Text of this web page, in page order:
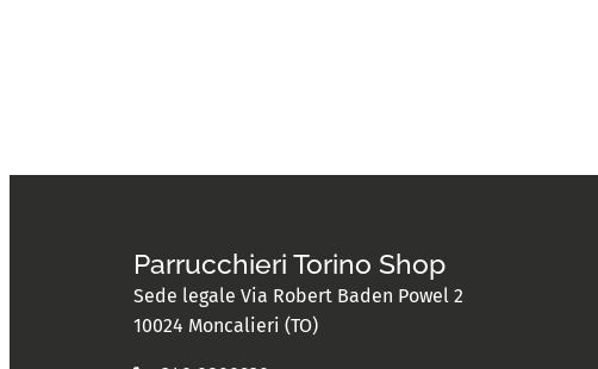
Parrucchieri Torino Shop
Sede legale Via Robert Baden Powel 2
10024 Moncalieri (TO)